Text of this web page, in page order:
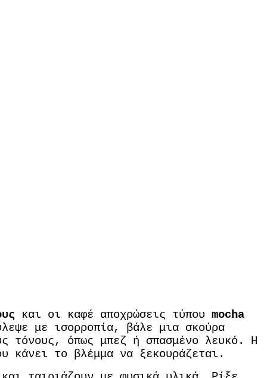
και οι καφέ αποχρώσεις τύπου mocha
με ισορροπία, βάλε μια σκούρα
τόνους, όπως μπεζ ή σπασμένο λευκό. Η
κάνει το βλέμμα να ξεκουράζεται.